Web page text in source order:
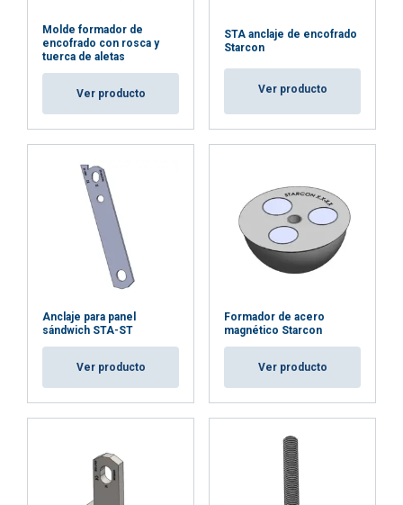
Molde formador de
encofrado con rosca y
tuerca de aletas
Ver producto
STA anclaje de encofrado
Starcon
Ver producto
Anclaje para panel
sándwich STA-ST
Ver producto
Formador de acero
magnético Starcon
Ver producto